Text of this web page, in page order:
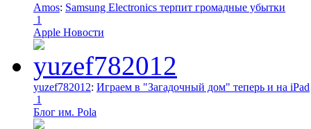
Amos: Samsung Electronics терпит громадные убытки
1
Apple Новости
yuzef782012: Играем в "Загадочный дом" теперь и на iPad
1
Блог им. Pola